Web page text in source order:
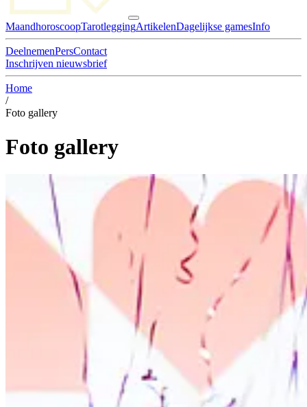
MaandhoroscoopTarotleggingArtikelenDagelijkse gamesInfo
DeelnemenPersContact
Inschrijven nieuwsbrief
Home
/
Foto gallery
Foto gallery